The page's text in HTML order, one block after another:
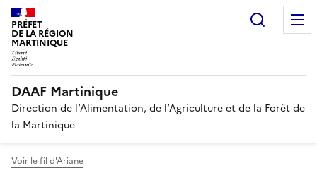
PRÉFET
DE LA RÉGION
MARTINIQUE
DAAF Martinique
Direction de l’Alimentation, de l’Agriculture et de la Forêt de
la Martinique
Voir le fil d'Ariane